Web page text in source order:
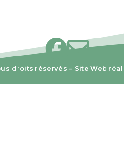
droits réservés – Site Web